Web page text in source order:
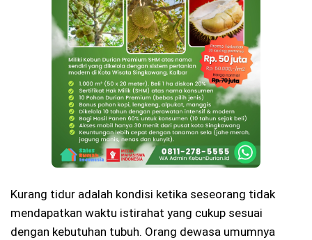
Kurang tidur adalah kondisi ketika seseorang tidak
mendapatkan waktu istirahat yang cukup sesuai
dengan kebutuhan tubuh. Orang dewasa umumnya